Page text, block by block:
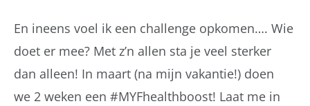
En ineens voel ik een challenge opkomen…. Wie
doet er mee? Met z’n allen sta je veel sterker
dan alleen! In maart (na mijn vakantie!) doen
we 2 weken een #MYFhealthboost! Laat me in